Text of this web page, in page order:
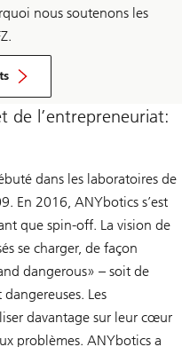
nous soutenons les
de l’entrepreneuriat:
dans les laboratoires de
En 2016, ANYbotics s’est
que spin-off. La vision de
se charger, de façon
dangerous» – soit de
Les
davantage sur leur cœur
problèmes. ANYbotics a